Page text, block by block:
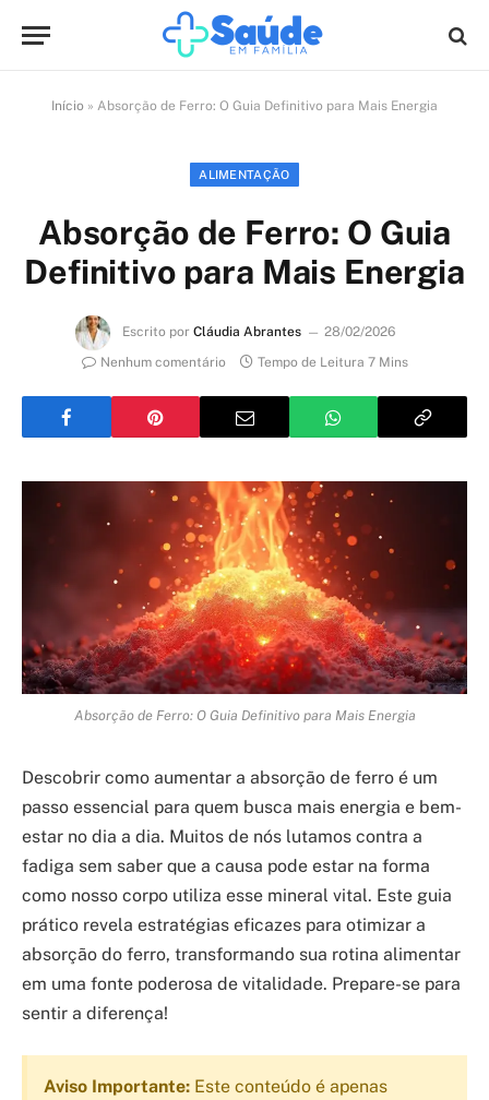
Início » Absorção de Ferro: O Guia Definitivo para Mais Energia
ALIMENTAÇÃO
Absorção de Ferro: O Guia
Definitivo para Mais Energia
Escrito por Cláudia Abrantes
28/02/2026
Nenhum comentário
Tempo de Leitura 7 Mins
Absorção de Ferro: O Guia Definitivo para Mais Energia
Descobrir como aumentar a absorção de ferro é um
passo essencial para quem busca mais energia e bem-
estar no dia a dia. Muitos de nós lutamos contra a
fadiga sem saber que a causa pode estar na forma
como nosso corpo utiliza esse mineral vital. Este guia
prático revela estratégias eficazes para otimizar a
absorção do ferro, transformando sua rotina alimentar
em uma fonte poderosa de vitalidade. Prepare-se para
sentir a diferença!
Aviso Importante: Este conteúdo é apenas